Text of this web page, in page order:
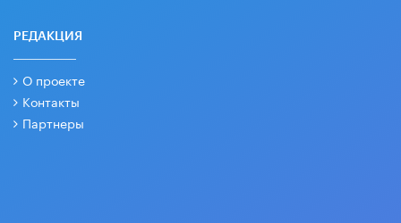
РЕДАКЦИЯ
О проекте
Контакты
Партнеры